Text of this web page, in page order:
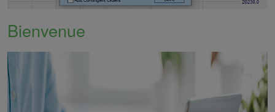
Bienvenue